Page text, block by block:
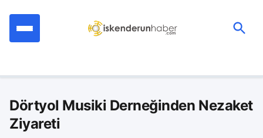
Dörtyol Musiki Derneğinden Nezaket
Ziyareti